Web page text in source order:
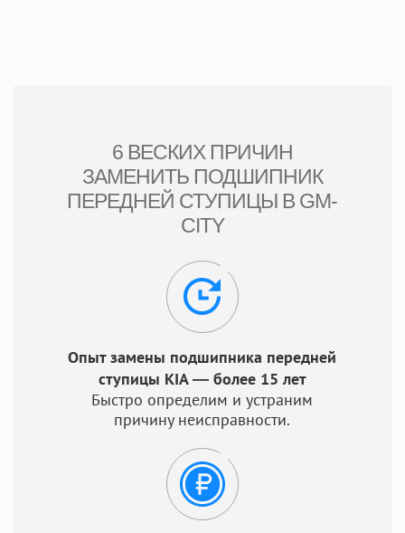
6 ВЕСКИХ ПРИЧИН
ЗАМЕНИТЬ ПОДШИПНИК
ПЕРЕДНЕЙ СТУПИЦЫ В GM-
CITY
Опыт замены подшипника передней
ступицы KIA — более 15 лет
Быстро определим и устраним
причину неисправности.